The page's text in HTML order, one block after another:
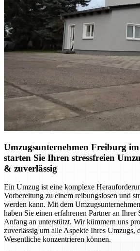
Umzugsunternehmen Freiburg
starten Sie Ihren stressfreien
& zuverlässig
Ein Umzug ist eine komplexe
Vorbereitung zu einem reibungslosen und
werden kann. Mit dem
haben Sie einen erfahrenen Partner an Ihrer
Anfang an unterstützt. Wir kümmern uns
zuverlässig um alle Aspekte Ihres Umzugs,
Wesentliche konzentrieren können.